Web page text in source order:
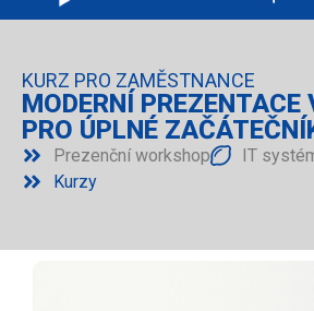
KURZ PRO ZAMĚSTNANCE
MODERNÍ PREZENTACE
PRO ÚPLNÉ
Prezenční workshop
IT
Kurzy